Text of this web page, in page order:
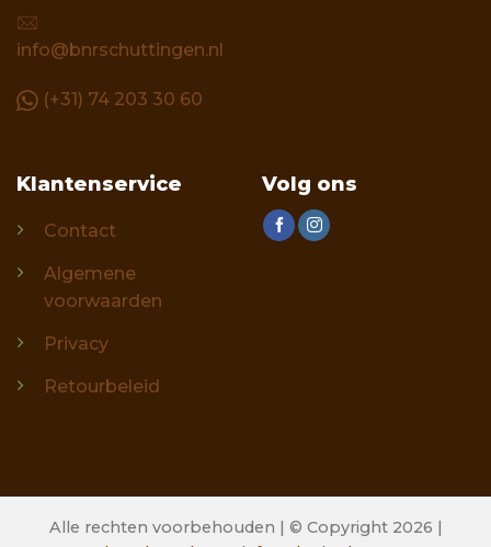
info@bnrschuttingen.nl
(+31) 74 203 30 60
Klantenservice
Contact
Algemene
voorwaarden
Privacy
Retourbeleid
Volg ons
Alle rechten voorbehouden | © Copyright 2026 |